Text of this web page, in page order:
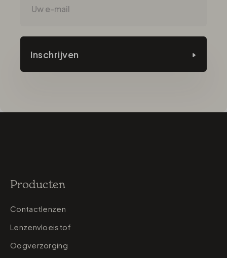
Inschrijven
Producten
Contactlenzen
Lenzenvloeistof
Oogverzorging